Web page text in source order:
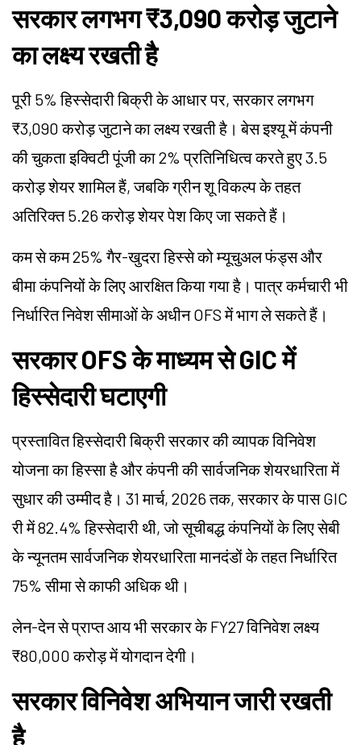
सरकार लगभग ₹3,090 करोड़ जुटाने
का लक्ष्य रखती है
पूरी 5% हिस्सेदारी बिक्री के आधार पर, सरकार लगभग
₹3,090 करोड़ जुटाने का लक्ष्य रखती है। बेस इश्यू में कंपनी
की चुकता इक्विटी पूंजी का 2% प्रतिनिधित्व करते हुए 3.5
करोड़ शेयर शामिल हैं, जबकि ग्रीन शू विकल्प के तहत
अतिरिक्त 5.26 करोड़ शेयर पेश किए जा सकते हैं।
कम से कम 25% गैर-खुदरा हिस्से को म्यूचुअल फंड्स और
बीमा कंपनियों के लिए आरक्षित किया गया है। पात्र कर्मचारी भी
निर्धारित निवेश सीमाओं के अधीन OFS में भाग ले सकते हैं।
सरकार OFS के माध्यम से GIC में
हिस्सेदारी घटाएगी
प्रस्तावित हिस्सेदारी बिक्री सरकार की व्यापक विनिवेश
योजना का हिस्सा है और कंपनी की सार्वजनिक शेयरधारिता में
सुधार की उम्मीद है। 31 मार्च, 2026 तक, सरकार के पास GIC
री में 82.4% हिस्सेदारी थी, जो सूचीबद्ध कंपनियों के लिए सेबी
के न्यूनतम सार्वजनिक शेयरधारिता मानदंडों के तहत निर्धारित
75% सीमा से काफी अधिक थी।
लेन-देन से प्राप्त आय भी सरकार के FY27 विनिवेश लक्ष्य
₹80,000 करोड़ में योगदान देगी।
सरकार विनिवेश अभियान जारी रखती
है